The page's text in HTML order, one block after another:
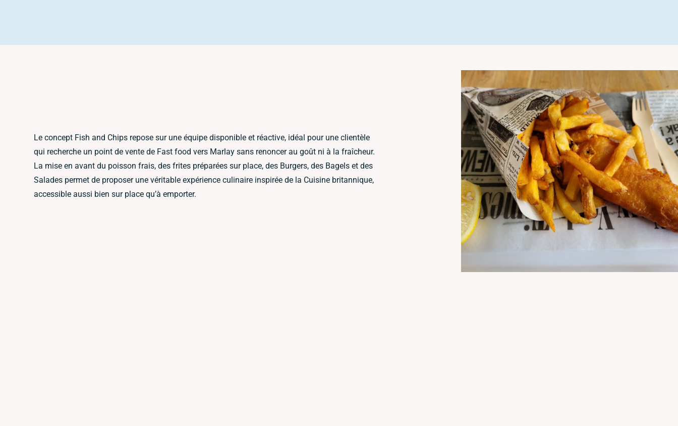
Le concept Fish and Chips repose sur une équipe disponible et réactive, idéal pour une clientèle
qui recherche un point de vente de Fast food vers Marlay sans renoncer au goût ni à la fraîcheur.
La mise en avant du poisson frais, des frites préparées sur place, des Burgers, des Bagels et des
Salades permet de proposer une véritable expérience culinaire inspirée de la Cuisine britannique,
accessible aussi bien sur place qu’à emporter.